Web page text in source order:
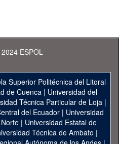
ESPOL
Superior Politécnica del Litoral
de Cuenca| Universidad del
Técnica Particular de Loja|
del Ecuador| Universidad
| Universidad Estatal de
Técnica de Ambato |